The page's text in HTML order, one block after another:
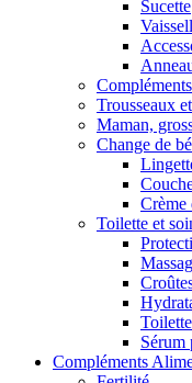
Sucette
Trousseaux
Maman,
Change de
Crème
Toilette et
Sérum
Compléments